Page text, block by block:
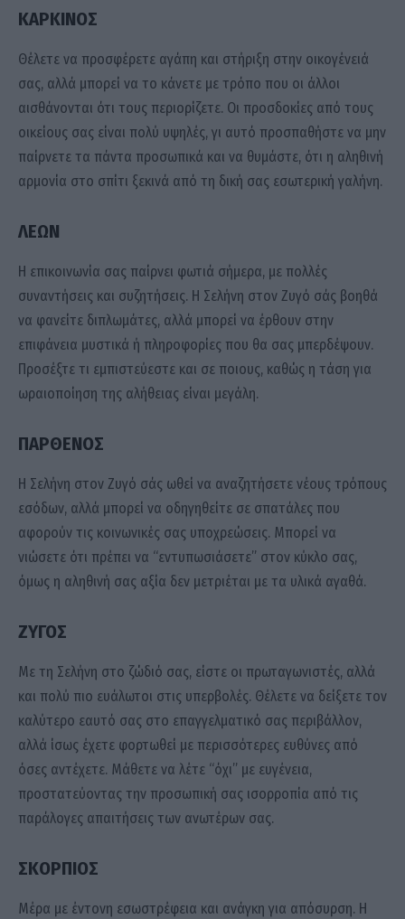
ΚΑΡΚΙΝΟΣ
Θέλετε να προσφέρετε αγάπη και στήριξη στην οικογένειά
σας, αλλά μπορεί να το κάνετε με τρόπο που οι άλλοι
αισθάνονται ότι τους περιορίζετε. Οι προσδοκίες από τους
οικείους σας είναι πολύ υψηλές, γι αυτό προσπαθήστε να μην
παίρνετε τα πάντα προσωπικά και να θυμάστε, ότι η αληθινή
αρμονία στο σπίτι ξεκινά από τη δική σας εσωτερική γαλήνη.
ΛΕΩΝ
Η επικοινωνία σας παίρνει φωτιά σήμερα, με πολλές
συναντήσεις και συζητήσεις. Η Σελήνη στον Ζυγό σάς βοηθά
να φανείτε διπλωμάτες, αλλά μπορεί να έρθουν στην
επιφάνεια μυστικά ή πληροφορίες που θα σας μπερδέψουν.
Προσέξτε τι εμπιστεύεστε και σε ποιους, καθώς η τάση για
ωραιοποίηση της αλήθειας είναι μεγάλη.
ΠΑΡΘΕΝΟΣ
Η Σελήνη στον Ζυγό σάς ωθεί να αναζητήσετε νέους τρόπους
εσόδων, αλλά μπορεί να οδηγηθείτε σε σπατάλες που
αφορούν τις κοινωνικές σας υποχρεώσεις. Μπορεί να
νιώσετε ότι πρέπει να “εντυπωσιάσετε” στον κύκλο σας,
όμως η αληθινή σας αξία δεν μετριέται με τα υλικά αγαθά.
ΖΥΓΟΣ
Με τη Σελήνη στο ζώδιό σας, είστε οι πρωταγωνιστές, αλλά
και πολύ πιο ευάλωτοι στις υπερβολές. Θέλετε να δείξετε τον
καλύτερο εαυτό σας στο επαγγελματικό σας περιβάλλον,
αλλά ίσως έχετε φορτωθεί με περισσότερες ευθύνες από
όσες αντέχετε. Μάθετε να λέτε “όχι” με ευγένεια,
προστατεύοντας την προσωπική σας ισορροπία από τις
παράλογες απαιτήσεις των ανωτέρων σας.
ΣΚΟΡΠΙΟΣ
Μέρα με έντονη εσωστρέφεια και ανάγκη για απόσυρση. Η